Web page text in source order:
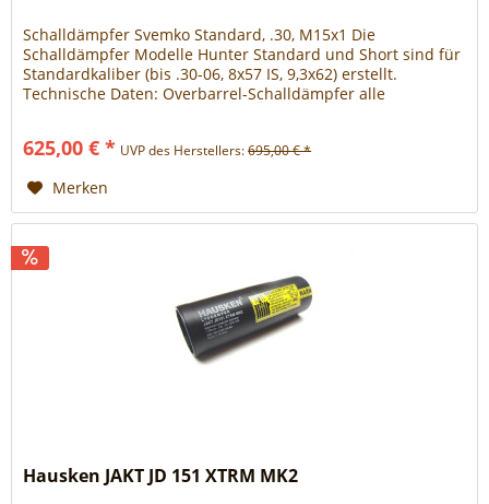
Schalldämpfer Svemko Standard, .30, M15x1 Die
Schalldämpfer Modelle Hunter Standard und Short sind für
Standardkaliber (bis .30-06, 8x57 IS, 9,3x62) erstellt.
Technische Daten: Overbarrel-Schalldämpfer alle
46,5 mm max. Laufstärke: 22 mm Gewicht: 245g
625,00 € * UVP des Herstellers:695,00 € *
Merken
Hausken JAKT JD 151 XTRM MK2